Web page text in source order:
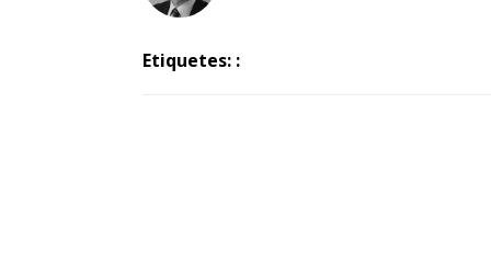
Etiquetes: